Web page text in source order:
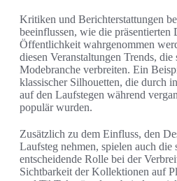
Kritiken und Berichterstattungen
beeinflussen, wie die präsentierten
Öffentlichkeit wahrgenommen
diesen Veranstaltungen Trends, die
Modebranche verbreiten. Ein
klassischer Silhouetten, die durch
auf den Laufstegen während
populär wurden.
Zusätzlich zu dem Einfluss, den
Laufsteg nehmen, spielen auch die
entscheidende Rolle bei der
Sichtbarkeit der Kollektionen auf